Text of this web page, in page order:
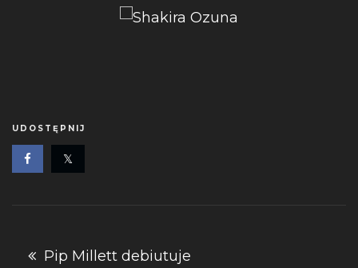
UDOSTĘPNIJ
Nawigacja
Pip Millett debiutuje